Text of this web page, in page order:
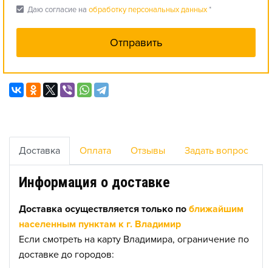
check_box Даю согласие на обработку персональных данных*
Доставка Оплата Отзывы Задать вопрос
Информация о доставке
Доставка осуществляется только по ближайшим
населенным пунктам к г. Владимир
Если смотреть на карту Владимира, ограничение по
доставке до городов: